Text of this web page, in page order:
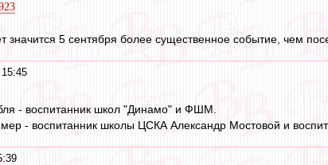
значится 5 сентября более существенное событие, чем
- воспитанник школ "Динамо" и ФШМ.
- воспитанник школы ЦСКА Александр Мостовой и